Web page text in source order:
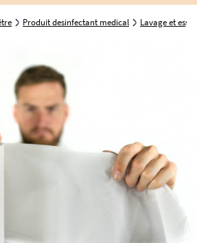
Produit desinfectant medical Lavage et